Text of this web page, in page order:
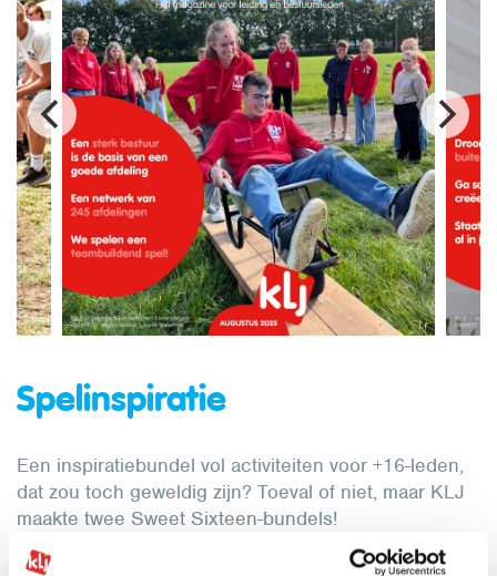
Spelinspiratie
Een inspiratiebundel vol activiteiten voor +16-leden,
dat zou toch geweldig zijn? Toeval of niet, maar KLJ
maakte twee Sweet Sixteen-bundels!